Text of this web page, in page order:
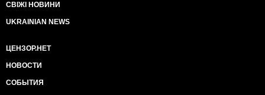
СВІЖІ НОВИНИ
UKRAINIAN NEWS
ЦЕНЗОР.НЕТ
НОВОСТИ
СОБЫТИЯ